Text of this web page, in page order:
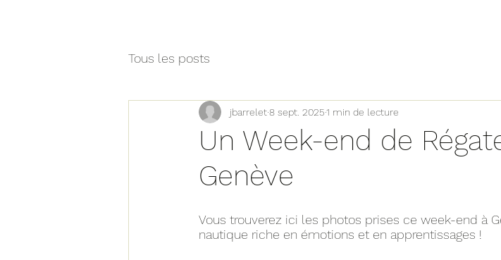
Tous les posts
Un Week-end de
Genève
jbarrelet8 sept. 20251 min de lecture
Vous trouverez ici les photos prises ce week-end à
nautique riche en émotions et en apprentissages !